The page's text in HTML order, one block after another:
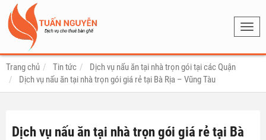
Trang chủ Tin tức
Dịch vụ nấu ăn tại nhà trọn gói tại các Quận
Dịch vụ nấu ăn tại nhà trọn gói giá rẻ tại Bà Rịa – Vũng Tàu
Dịch vụ nấu ăn tại nhà trọn gói giá rẻ tại Bà